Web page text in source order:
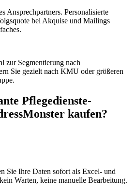
Ansprechpartners. Personalisierte
bei Akquise und Mailings
zur Segmentierung nach
Sie gezielt nach KMU oder größeren
Pflegedienste-
kaufen?
Sie Ihre Daten sofort als Excel- und
Warten, keine manuelle Bearbeitung.